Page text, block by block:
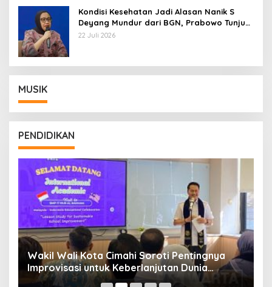
Kondisi Kesehatan Jadi Alasan Nanik S
Deyang Mundur dari BGN, Prabowo Tunjuk
Wamentan Sudaryono
22 Juli 2026
MUSIK
PENDIDIKAN
Wakil Wali Kota Cimahi Soroti Pentingnya
Improvisasi untuk Keberlanjutan Dunia
Pendidikan